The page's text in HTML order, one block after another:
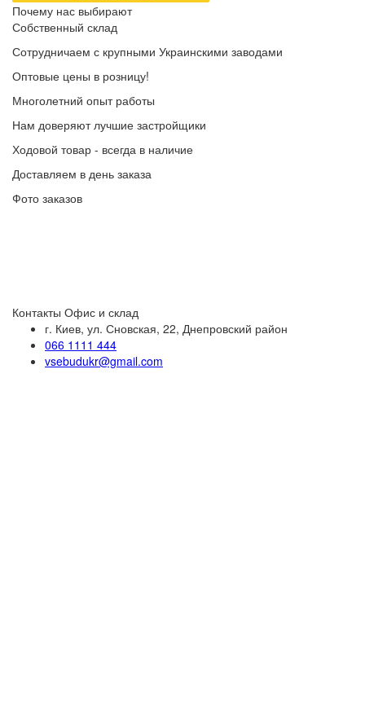
Почему нас выбирают
Собственный склад
Сотрудничаем с крупными Украинскими заводами
Оптовые цены в розницу!
Многолетний опыт работы
Нам доверяют лучшие застройщики
Ходовой товар - всегда в наличие
Доставляем в день заказа
Фото заказов
Контакты Офис и склад
г. Киев, ул. Сновская, 22, Днепровский район
066 1111 444
vsebudukr@gmail.com